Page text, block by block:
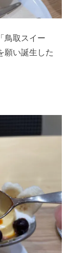
鳥取スイー
願い誕生した